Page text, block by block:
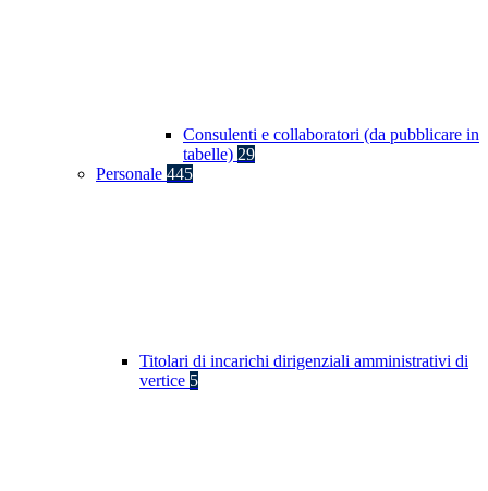
Consulenti e collaboratori (da pubblicare in
tabelle) 29
Personale 445
Titolari di incarichi dirigenziali amministrativi di
vertice 5